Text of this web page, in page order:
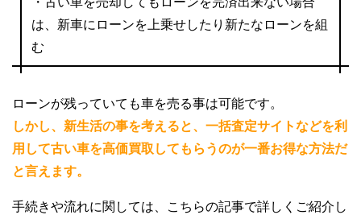
は、新車にローンを上乗せしたり新たなローンを組
む
ローンが残っていても車を売る事は可能です。
しかし、新生活の事を考えると、一括査定サイトなどを利
用して古い車を高価買取してもらうのが一番お得な方法だ
と言えます。
手続きや流れに関しては、こちらの記事で詳しくご紹介し